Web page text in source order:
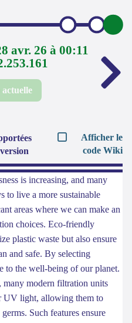
avr. 26 à 00:11
Afficher le
code Wiki